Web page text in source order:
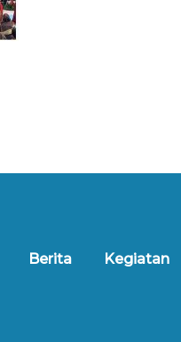
Berita Kegiatan